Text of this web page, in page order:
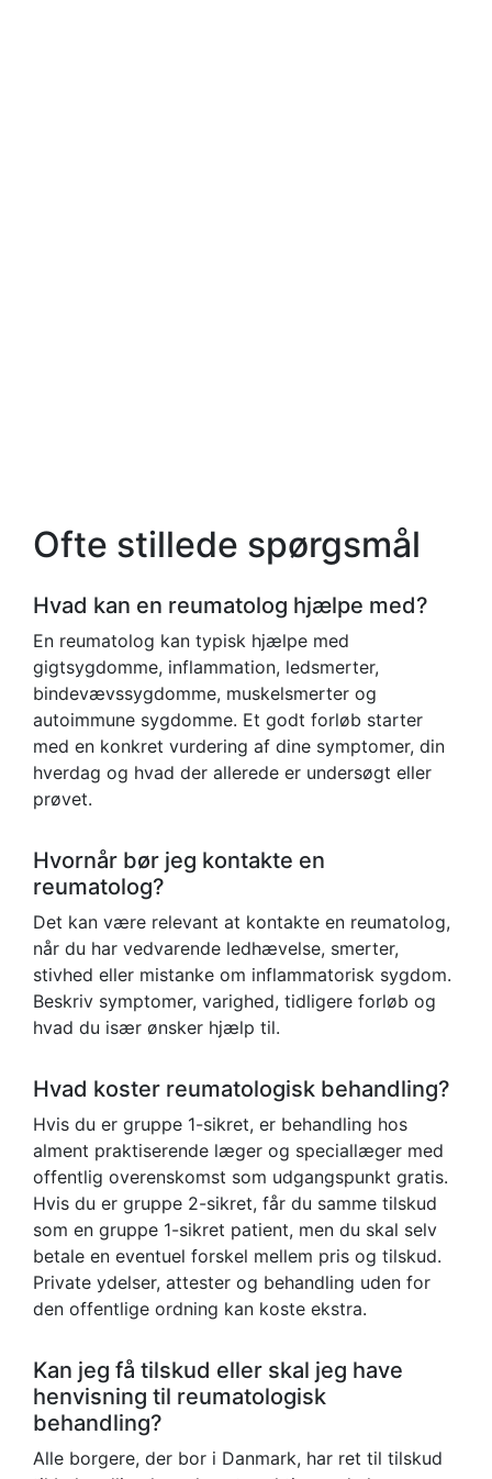
Ofte stillede spørgsmål
Hvad kan en reumatolog hjælpe med?
En reumatolog kan typisk hjælpe med
gigtsygdomme, inflammation, ledsmerter,
bindevævssygdomme, muskelsmerter og
autoimmune sygdomme. Et godt forløb starter
med en konkret vurdering af dine symptomer, din
hverdag og hvad der allerede er undersøgt eller
prøvet.
Hvornår bør jeg kontakte en
reumatolog?
Det kan være relevant at kontakte en reumatolog,
når du har vedvarende ledhævelse, smerter,
stivhed eller mistanke om inflammatorisk sygdom.
Beskriv symptomer, varighed, tidligere forløb og
hvad du især ønsker hjælp til.
Hvad koster reumatologisk behandling?
Hvis du er gruppe 1-sikret, er behandling hos
alment praktiserende læger og speciallæger med
offentlig overenskomst som udgangspunkt gratis.
Hvis du er gruppe 2-sikret, får du samme tilskud
som en gruppe 1-sikret patient, men du skal selv
betale en eventuel forskel mellem pris og tilskud.
Private ydelser, attester og behandling uden for
den offentlige ordning kan koste ekstra.
Kan jeg få tilskud eller skal jeg have
henvisning til reumatologisk
behandling?
Alle borgere, der bor i Danmark, har ret til tilskud